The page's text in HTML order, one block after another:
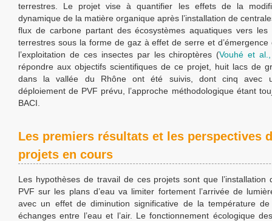
terrestres. Le projet vise à quantifier les effets de la
dynamique de la matière organique après l’installation de
flux de carbone partant des écosystèmes aquatiques vers les
terrestres sous la forme de gaz à effet de serre et d’émergence
l’exploitation de ces insectes par les chiroptères (Vouhé et
répondre aux objectifs scientifiques de ce projet, huit lacs de
dans la vallée du Rhône ont été suivis, dont cinq avec
déploiement de PVF prévu, l’approche méthodologique étant
BACI.
Les premiers résultats et les perspectives
projets en cours
Les hypothèses de travail de ces projets sont que l’installation
PVF sur les plans d’eau va limiter fortement l’arrivée de
avec un effet de diminution significative de la température de
échanges entre l’eau et l’air. Le fonctionnement écologique